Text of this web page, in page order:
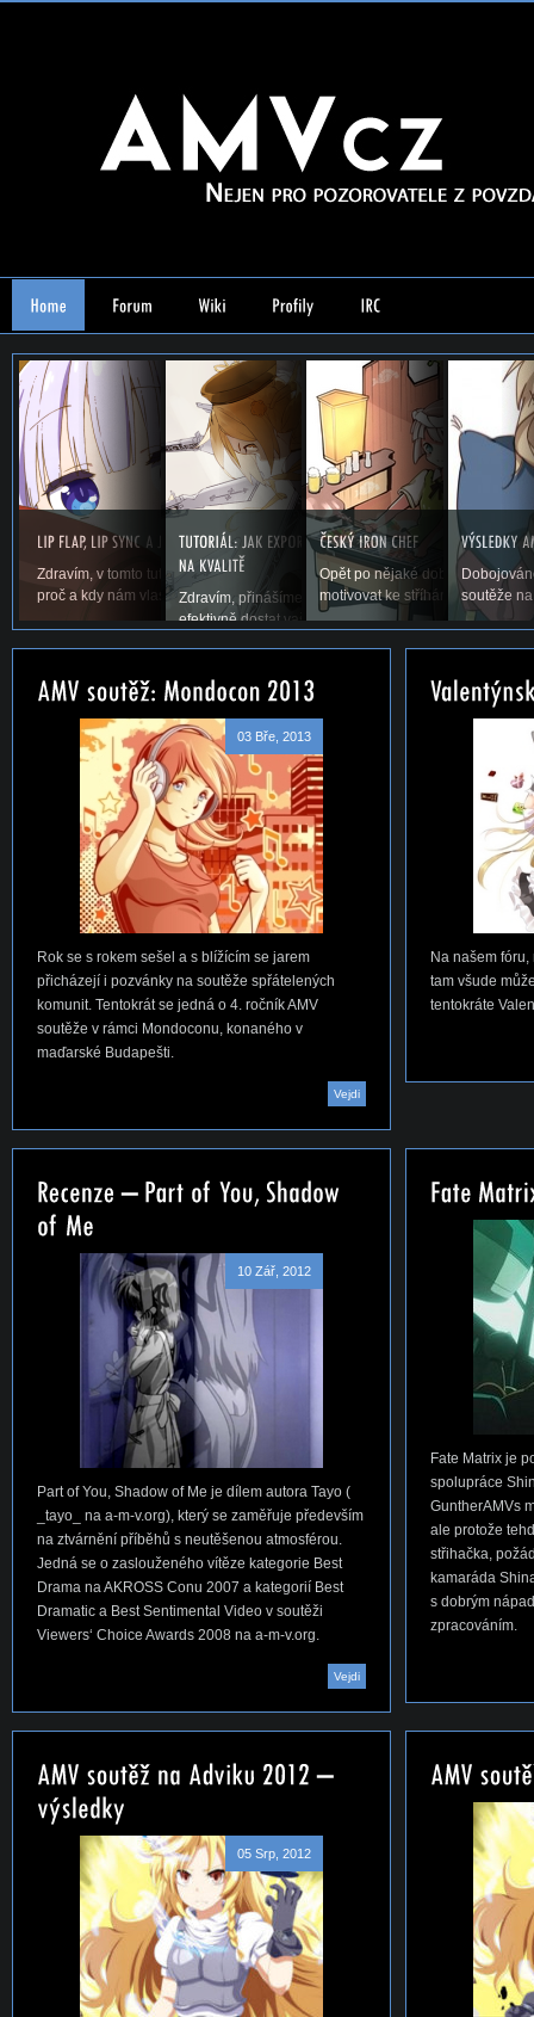
Zdravím, v tomto tutoriálu si povíme něco o lip flapu, co to je,
proč a kdy nám vlastně v AMV vadí a samozřejmě,...
Zdravím, přinášíme vám první tutoriál na téma, jak
efektivně dostat vaše AMV ze střihacího...
Opět po nějaké době vás vítáme
motivovat ke stříhání. Snad se
soutěže
03 Bře, 2013
Rok se s rokem sešel a s blížícím se jarem
přicházejí i pozvánky na soutěže spřátelených
komunit. Tentokrát se jedná o 4. ročník AMV
soutěže v rámci Mondoconu, konaného v
maďarské Budapešti.
Vejdi
Na našem
tam všude
tentokráte
10 Zář, 2012
Part of You, Shadow of Me je dílem autora Tayo (
_tayo_ na a-m-v.org), který se zaměřuje především
na ztvárnění příběhů s neutěšenou atmosférou.
Jedná se o zaslouženého vítěze kategorie Best
Drama na AKROSS Conu 2007 a kategorií Best
Dramatic a Best Sentimental Video v soutěži
Viewers‘ Choice Awards 2008 na a-m-v.org.
Vejdi
Fate Matrix je
spolupráce
GuntherAMVs
ale protože
střihačka,
kamaráda
s dobrým
zpracováním.
05 Srp, 2012